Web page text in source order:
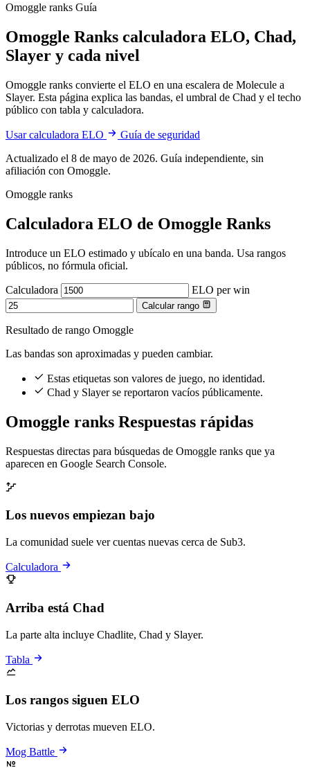
Omoggle ranks Guía
Omoggle Ranks calculadora ELO, Chad,
Slayer y cada nivel
Omoggle ranks convierte el ELO en una escalera de Molecule a
Slayer. Esta página explica las bandas, el umbral de Chad y el techo
público con tabla y calculadora.
Usar calculadora ELO
Guía de seguridad
Actualizado el 8 de mayo de 2026. Guía independiente, sin
afiliación con Omoggle.
Omoggle ranks
Calculadora ELO de Omoggle Ranks
Introduce un ELO estimado y ubícalo en una banda. Usa rangos
públicos, no fórmula oficial.
Calculadora ELO per win
Calcular rango
Resultado de rango Omoggle
Las bandas son aproximadas y pueden cambiar.
Estas etiquetas son valores de juego, no identidad.
Chad y Slayer se reportaron vacíos públicamente.
Omoggle ranks Respuestas rápidas
Respuestas directas para búsquedas de Omoggle ranks que ya
aparecen en Google Search Console.
Los nuevos empiezan bajo
La comunidad suele ver cuentas nuevas cerca de Sub3.
Calculadora
Arriba está Chad
La parte alta incluye Chadlite, Chad y Slayer.
Tabla
Los rangos siguen ELO
Victorias y derrotas mueven ELO.
Mog Battle